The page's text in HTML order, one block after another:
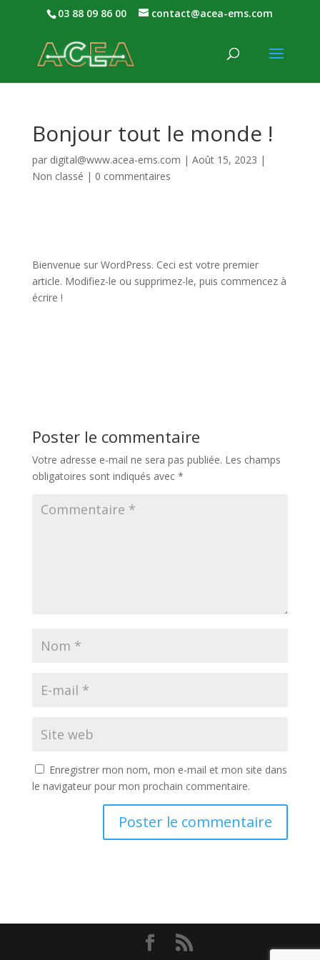
03 88 09 86 00 contact@acea-ems.com
Bonjour tout le monde !
par digital@www.acea-ems.com | Août 15, 2023 |
Non classé | 0 commentaires
Bienvenue sur WordPress. Ceci est votre premier
article. Modifiez-le ou supprimez-le, puis commencez à
écrire !
Poster le commentaire
Votre adresse e-mail ne sera pas publiée. Les champs
obligatoires sont indiqués avec *
Enregistrer mon nom, mon e-mail et mon site dans
le navigateur pour mon prochain commentaire.